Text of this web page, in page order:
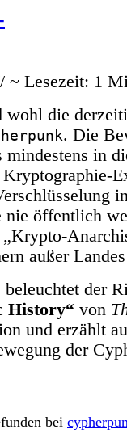
~ Lesezeit: 1
wohl die
. Die
in
nie öffentlich
außer
beleuchtet der
History“ von
und erzählt
der
bei